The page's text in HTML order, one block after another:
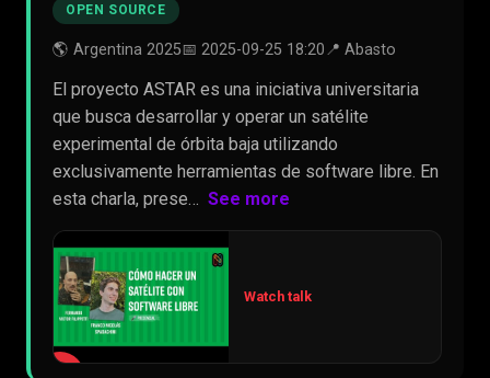
OPEN SOURCE
🌎 Argentina 2025📅 2025-09-25 18:20📍 Abasto
El proyecto ASTAR es una iniciativa universitaria
que busca desarrollar y operar un satélite
experimental de órbita baja utilizando
exclusivamente herramientas de software libre. En
esta charla, prese… See more
Watch talk